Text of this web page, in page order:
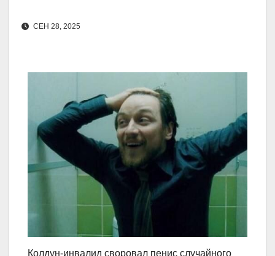
СЕН 28, 2025
Колдун-инвалид своровал пенис случайного